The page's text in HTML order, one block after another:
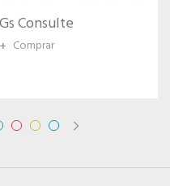
Gs Consulte
+ Comprar